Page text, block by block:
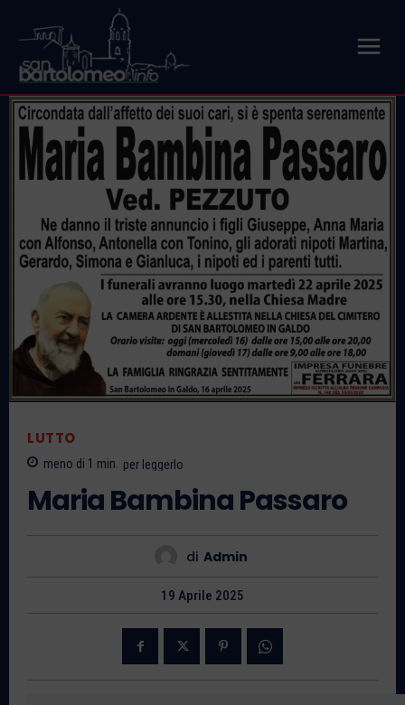
LUTTO
meno di 1 min. per leggerlo
Maria Bambina Passaro
di Admin
19 Aprile 2025